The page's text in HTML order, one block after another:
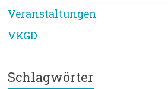
Veranstaltungen
VKGD
Schlagwörter